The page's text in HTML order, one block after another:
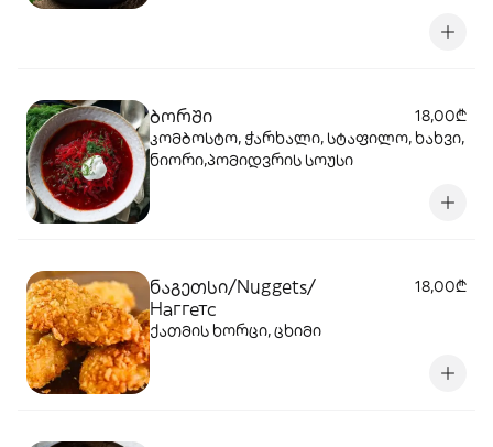
ბორში
18,00₾
კომბოსტო, ჭარხალი, სტაფილო, ხახვი,
ნიორი,პომიდვრის სოუსი
ნაგეთსი/Nuggets/
Наггетс
18,00₾
ქათმის ხორცი, ცხიმი